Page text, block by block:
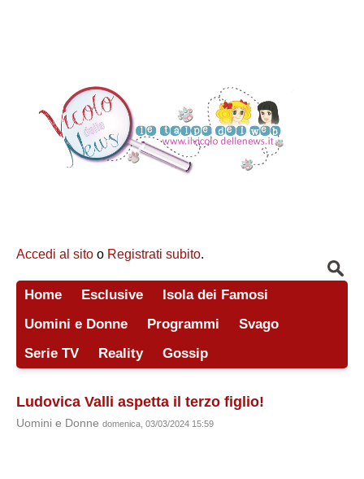
Accedi al sito o Registrati subito.
Home Esclusive
Isola dei Famosi
Uomini e Donne
Programmi
Svago
Serie TV
Reality Gossip
Ludovica Valli aspetta il terzo figlio!
Uomini e Donne domenica, 03/03/2024 15:59